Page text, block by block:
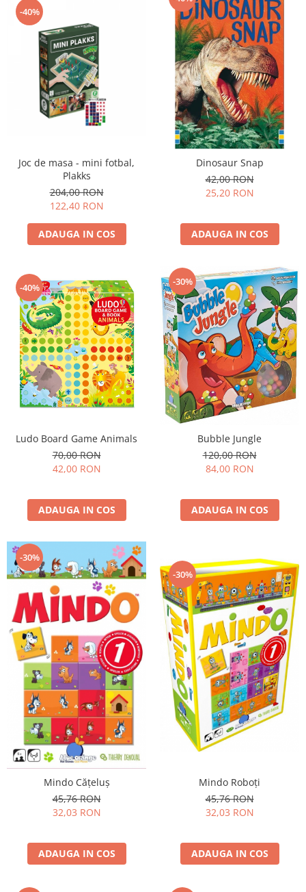
-40%
Joc de masa - mini fotbal,
Plakks
204,00 RON
122,40 RON
ADAUGA IN COS
Dinosaur Snap
42,00 RON
25,20 RON
ADAUGA IN COS
-40%
Ludo Board Game Animals
70,00 RON
42,00 RON
ADAUGA IN COS
-30%
Bubble Jungle
120,00 RON
84,00 RON
ADAUGA IN COS
-30%
Mindo Cățeluș
45,76 RON
32,03 RON
ADAUGA IN COS
-30%
Mindo Roboți
45,76 RON
32,03 RON
ADAUGA IN COS